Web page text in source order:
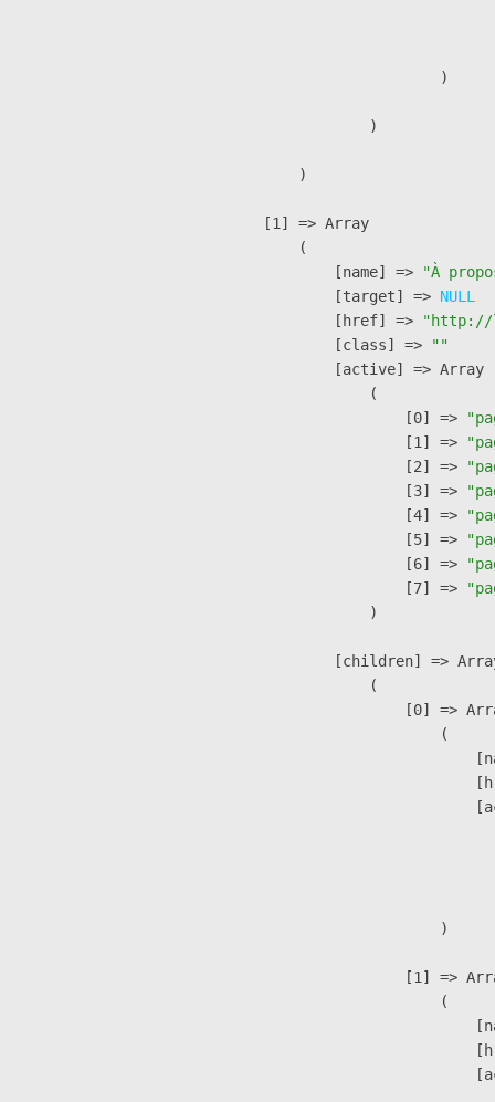
                        )
                )
        )
    [1] => Array
        (
            [name] =>
"À
            [target] =>
NULL
            [href] =>
"http://
            [class] =>
""
            [active] => Array
                (
                    [0] =>
                    [1] =>
                    [2] =>
                    [3] =>
                    [4] =>
                    [5] =>
                    [6] =>
                    [7] =>
                )
[children] =>
                (
[0] =>
                        (
                        )
[1] =>
                        (